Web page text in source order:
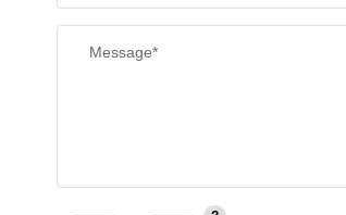
Message*